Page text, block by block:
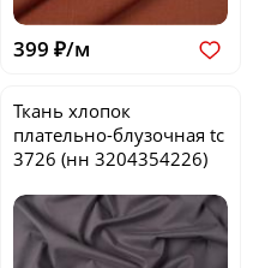
399 ₽/м
Ткань хлопок
плательно-блузочнаяtc
3726 (нн 3204354226)